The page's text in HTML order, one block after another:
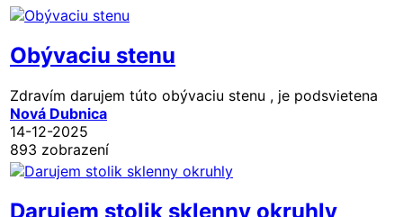
Obývaciu stenu
Zdravím darujem túto obývaciu stenu , je podsvietena
Nová Dubnica
14-12-2025
893 zobrazení
Darujem stolik sklenny okruhly